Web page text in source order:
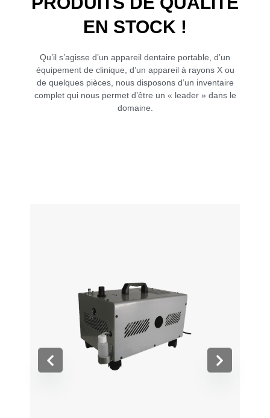
EN STOCK !
Qu’il s’agisse d’un appareil dentaire portable, d’un
équipement de clinique, d’un appareil à rayons X ou
de quelques pièces, nous disposons d’un inventaire
complet qui nous permet d’être un « leader » dans le
domaine.